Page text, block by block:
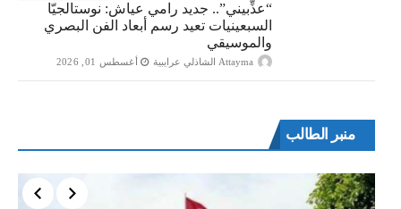
“​عذِّبيني”.. جديد رامي عياش: نوستالجيّا
السبعينيات تعيد رسم أبعاد الفن البصري
والموسيقي
Attayma الشاذلي عرايبية أغسطس 01, 2026
منبر الطالب